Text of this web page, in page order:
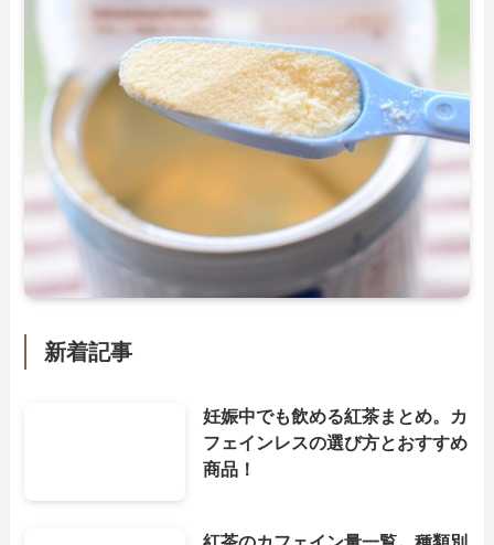
新着記事
妊娠中でも飲める紅茶まとめ。カ
フェインレスの選び方とおすすめ
商品！